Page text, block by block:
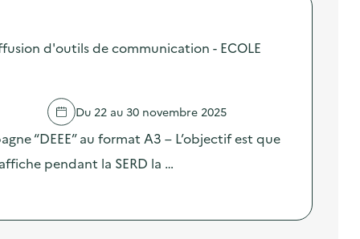
d'outils de communication - ECOLE
Du 22 au 30 novembre 2025
“DEEE” au format A3 – L’objectif est que
pendant la SERD la …